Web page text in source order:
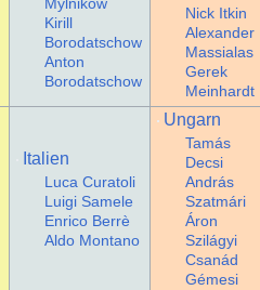
Kirill
Borodatschow
Anton
Borodatschow
Nick Itkin
Alexander
Massialas
Gerek
Meinhardt
Italien
Luca Curatoli
Luigi Samele
Enrico Berrè
Aldo Montano
Ungarn
Tamás
Decsi
András
Szatmári
Áron
Szilágyi
Csanád
Gémesi